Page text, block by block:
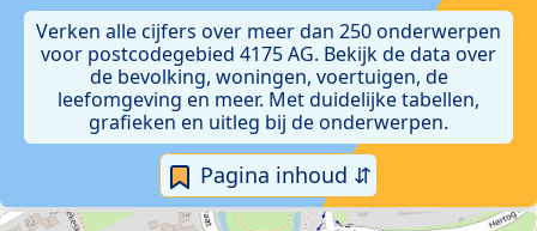
Verken alle cijfers over meer dan 250 onderwerpen
voor postcodegebied 4175 AG. Bekijk de data over
de bevolking, woningen, voertuigen, de
leefomgeving en meer. Met duidelijke tabellen,
grafieken en uitleg bij de onderwerpen.
Pagina inhoud ⇵